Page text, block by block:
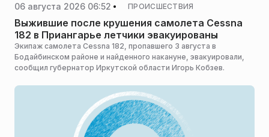
06 августа 2026 06:52 ПРОИСШЕСТВИЯ
Выжившие после крушения самолета Cessna
182 в Приангарье летчики эвакуированы
Экипаж самолета Cessna 182, пропавшего 3 августа в
Бодайбинском районе и найденного накануне, эвакуировали,
сообщил губернатор Иркутской области Игорь Кобзев.